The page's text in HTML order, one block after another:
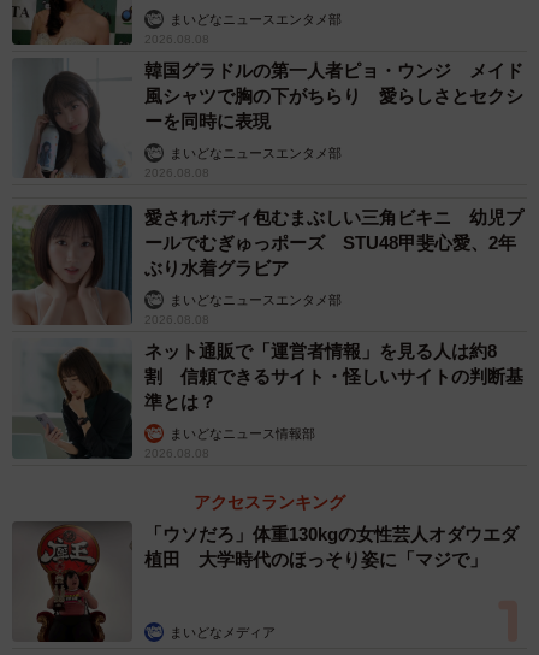
まいどなニュースエンタメ部
2026.08.08
韓国グラドルの第一人者ピョ・ウンジ メイド
風シャツで胸の下がちらり 愛らしさとセクシ
ーを同時に表現
まいどなニュースエンタメ部
2026.08.08
愛されボディ包むまぶしい三角ビキニ 幼児プ
ールでむぎゅっポーズ STU48甲斐心愛、2年
ぶり水着グラビア
まいどなニュースエンタメ部
2026.08.08
ネット通販で「運営者情報」を見る人は約8
割 信頼できるサイト・怪しいサイトの判断基
準とは？
まいどなニュース情報部
2026.08.08
アクセスランキング
「ウソだろ」体重130kgの女性芸人オダウエダ
植田 大学時代のほっそり姿に「マジで」
まいどなメディア